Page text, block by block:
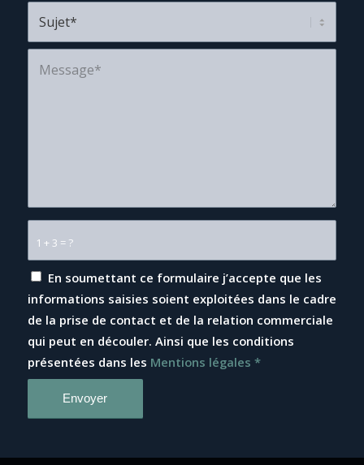
1 + 3 = ?
En soumettant ce formulaire j’accepte que les
informations saisies soient exploitées dans le cadre
de la prise de contact et de la relation commerciale
qui peut en découler. Ainsi que les conditions
présentées dans les Mentions légales *